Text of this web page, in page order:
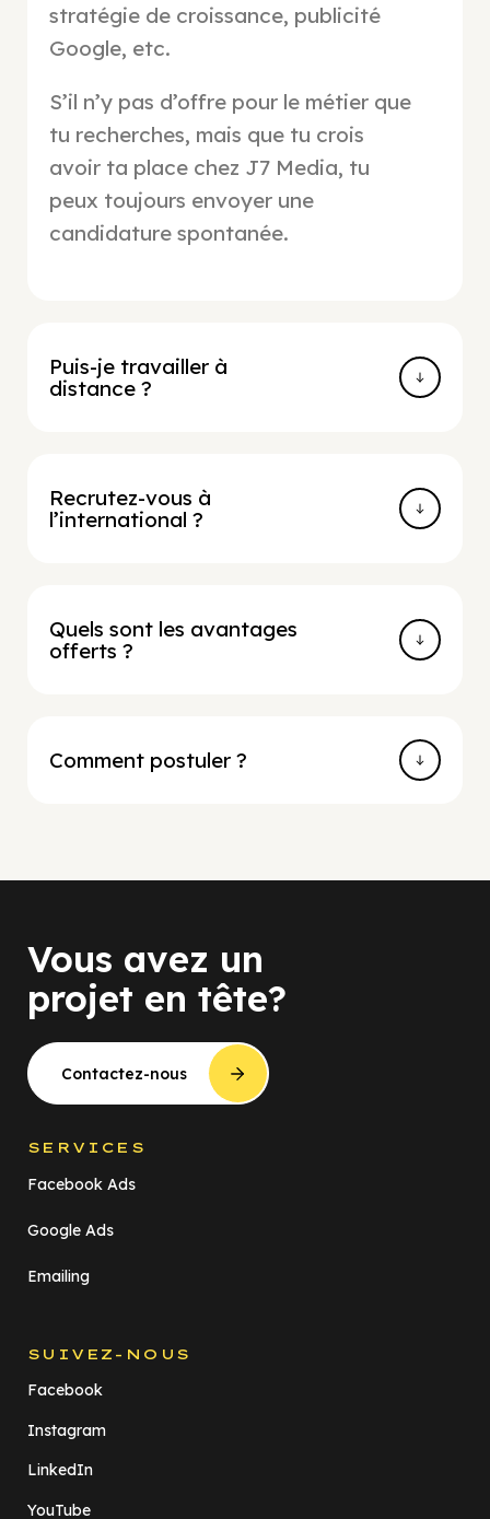
stratégie de croissance, publicité
Google, etc.
S’il n’y pas d’offre pour le métier que
tu recherches, mais que tu crois
avoir ta place chez J7 Media, tu
peux toujours envoyer une
candidature spontanée.
Puis-je travailler à
distance ?
Recrutez-vous à
l’international ?
Quels sont les avantages
offerts ?
Comment postuler ?
Vous avez un
projet en tête?
Contactez-nous
SERVICES
Facebook Ads
Google Ads
Emailing
SUIVEZ-NOUS
Facebook
Instagram
LinkedIn
YouTube